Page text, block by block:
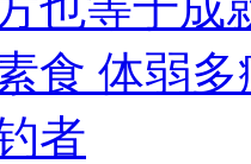
食 体弱
者